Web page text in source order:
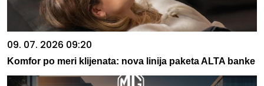
09. 07. 2026 09:20
Komfor po meri klijenata: nova linija paketa ALTA banke